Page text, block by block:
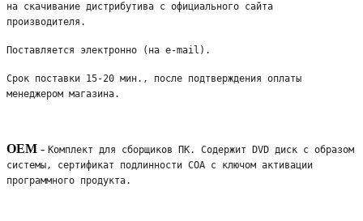
на скачивание дистрибутива с официального сайта
производителя.
Поставляется электронно (на e-mail).
Срок поставки 15-20 мин., после подтверждения оплаты
менеджером магазина.
OEM - Комплект для сборщиков ПК. Содержит DVD диск с образом
системы, сертификат подлинности COA с ключом активации
программного продукта.